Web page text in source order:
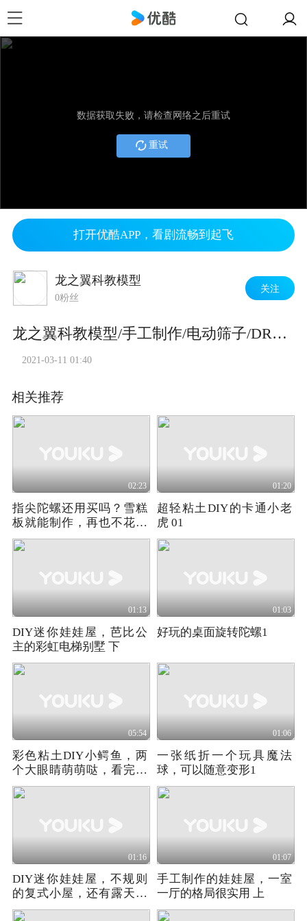
数据获取失败，请检查网络之后重试
重试
打开优酷APP，看剧流畅到起飞
龙之翼科教模型
0粉丝
关注
龙之翼科教模型/手工制作/电动筛子/DRAGON WING/DIY MODEL/JX229/
2021-03-11 01:40
相关推荐
02:23
指尖陀螺还用买吗？雪糕
板就能制作，再也不花冤
枉钱了
01:20
超轻粘土DIY的卡通小老
虎 01
01:13
DIY迷你娃娃屋，芭比公
主的彩虹电梯别墅 下
01:03
好玩的桌面旋转陀螺1
05:54
彩色粘土DIY小鳄鱼，两
个大眼睛萌萌哒，看完你
也会
01:06
一张纸折一个玩具魔法
球，可以随意变形1
01:16
DIY迷你娃娃屋，不规则
的复式小屋，还有露天的
大阳台2
01:07
手工制作的娃娃屋，一室
一厅的格局很实用 上